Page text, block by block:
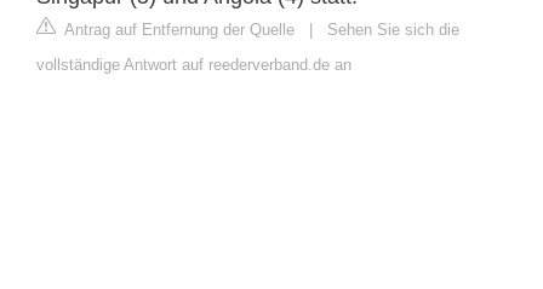
Antrag auf Entfernung der Quelle | Sehen Sie sich die
vollständige Antwort auf reederverband.de an